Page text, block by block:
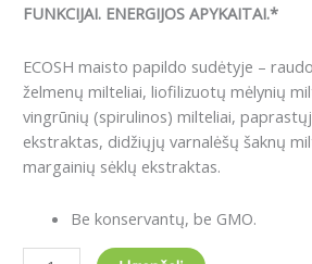
FUNKCIJAI. ENERGIJOS APYKAITAI.*
ECOSH maisto papildo sudėtyje –
želmenų milteliai, liofilizuotų mėlynių
vingrūnių (spirulinos) milteliai,
ekstraktas, didžiųjų varnalėšų šaknų
margainių sėklų ekstraktas.
Be konservantų, be GMO.